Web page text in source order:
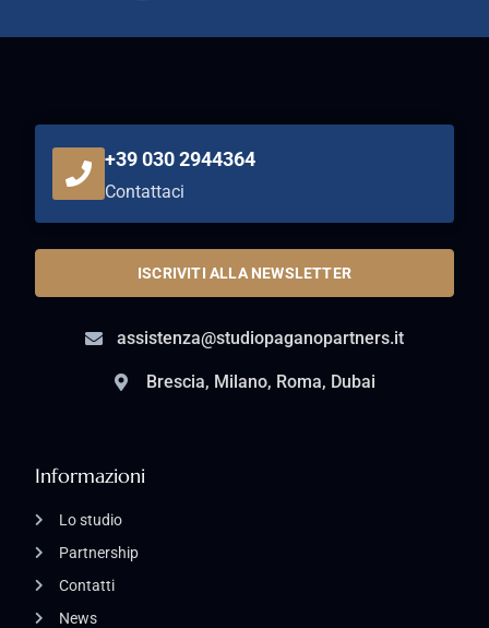
Informazioni
Lo studio
Partnership
Contatti
News
+39 030 2944364
Contattaci
ISCRIVITI ALLA NEWSLETTER
assistenza@studiopaganopartners.it
Brescia, Milano, Roma, Dubai